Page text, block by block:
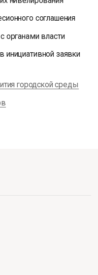
соглашения
органами власти
инициативной заявки
городской среды